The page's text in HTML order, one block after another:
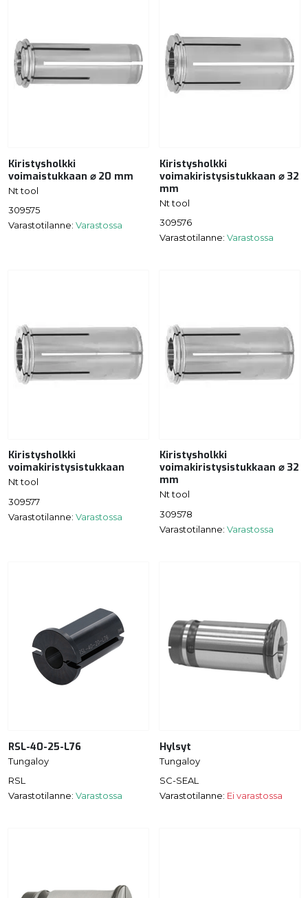
Kiristysholkki
voimaistukkaan ⌀ 20 mm
Nt tool
309575
Varastotilanne: Varastossa
Kiristysholkki
voimakiristysistukkaan ⌀ 32
mm
Nt tool
309576
Varastotilanne: Varastossa
Kiristysholkki
voimakiristysistukkaan
Nt tool
309577
Varastotilanne: Varastossa
Kiristysholkki
voimakiristysistukkaan ⌀ 32
mm
Nt tool
309578
Varastotilanne: Varastossa
RSL-40-25-L76
Tungaloy
RSL
Varastotilanne: Varastossa
Hylsyt
Tungaloy
SC-SEAL
Varastotilanne: Ei varastossa